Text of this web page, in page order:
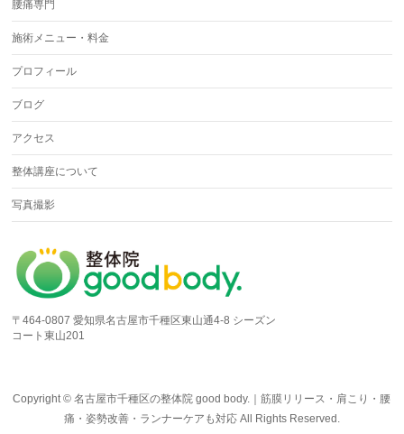
腰痛専門
施術メニュー・料金
プロフィール
ブログ
アクセス
整体講座について
写真撮影
〒464-0807 愛知県名古屋市千種区東山通4-8 シーズン
コート東山201
Copyright ©名古屋市千種区の整体院 good body.｜筋膜リリース・肩こり・腰
痛・姿勢改善・ランナーケアも対応All Rights Reserved.